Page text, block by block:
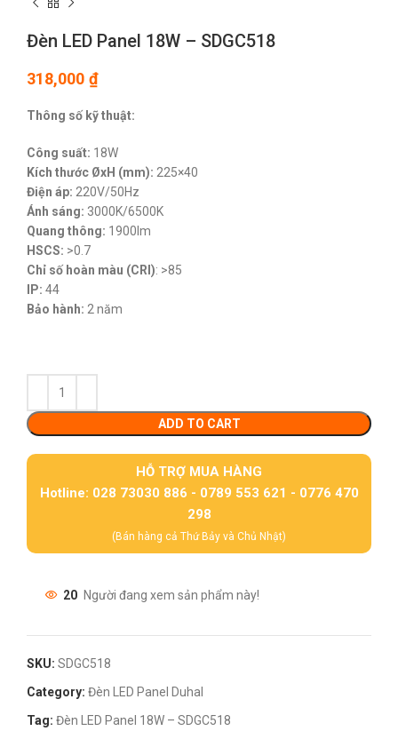
Đèn LED Panel 18W – SDGC518
318,000 ₫
Thông số kỹ thuật:
Công suất: 18W
Kích thước ØxH (mm): 225×40
Điện áp: 220V/50Hz
Ánh sáng: 3000K/6500K
Quang thông: 1900lm
HSCS: >0.7
Chỉ số hoàn màu (CRI): >85
IP: 44
Bảo hành: 2 năm
ADD TO CART
HỖ TRỢ MUA HÀNG
Hotline: 028 73030 886 - 0789 553 621 - 0776 470
298
(Bán hàng cả Thứ Bảy và Chủ Nhật)
20 Người đang xem sản phẩm này!
SKU: SDGC518
Category: Đèn LED Panel Duhal
Tag: Đèn LED Panel 18W – SDGC518